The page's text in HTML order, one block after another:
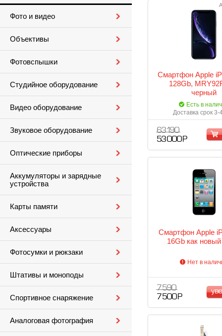
Фото и видео
Объективы
Фотовспышки
Студийное оборудование
Видео оборудование
Звуковое оборудование
Оптические приборы
Аккумуляторы и зарядные
устройства
Карты памяти
Аксессуары
Фотосумки и рюкзаки
Штативы и моноподы
Спортивное снаряжение
Аналоговая фотография
Смартфон Apple
128Gb,
черный
Есть в
Доставка срок 3-
63 190
53 000 Р
Смартфон Apple
16Gb как
Нет в
7 590
7 500 Р